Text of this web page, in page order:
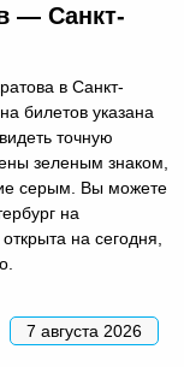
— Санкт-
в Санкт-
билетов указана
точную
зеленым знаком,
серым. Вы можете
на
на сегодня,
7 августа 2026